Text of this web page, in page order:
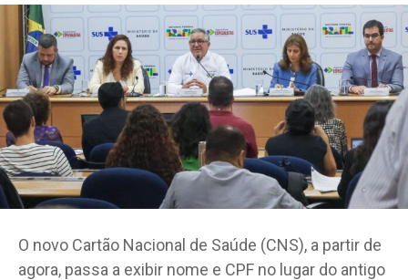
O novo Cartão Nacional de Saúde (CNS), a partir de
agora, passa a exibir nome e CPF no lugar do antigo